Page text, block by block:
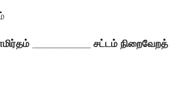
___________ சட்டம் நிறைவேறத்